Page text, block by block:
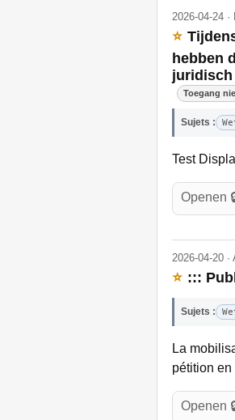
2026-04-24 ·
⭐
hebben
juridisch
Toegang
Sujets :
Test
Openen
2026-04-20 ·
⭐ :::
Sujets :
La
pétition en
Openen